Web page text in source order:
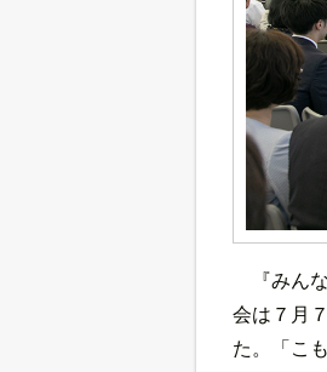
『みん
会は７月
た。「こ